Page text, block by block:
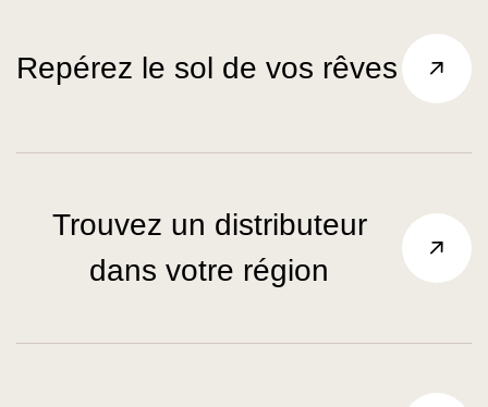
Repérez le sol de vos rêves
Trouvez un distributeur
dans votre région